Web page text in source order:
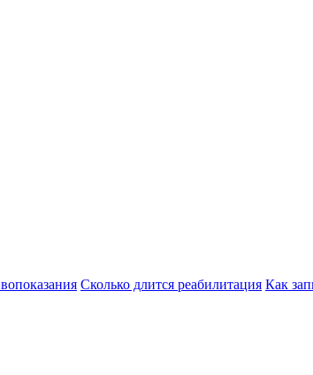
Сколько длится реабилитация Как